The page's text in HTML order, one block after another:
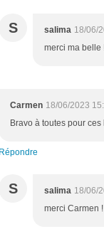
S salima 18/06/
merci ma belle
Carmen 18/06/2023
Bravo à toutes pour
Répondre
S salima 18/06/
merci Carmen